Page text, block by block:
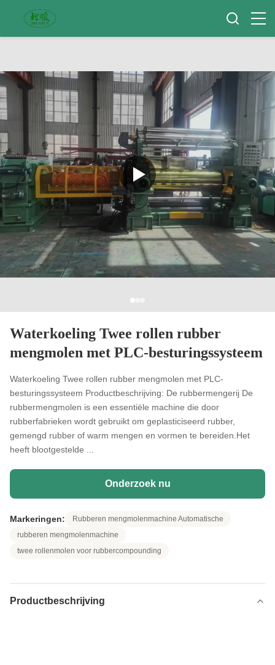
Waterkoeling Twee rollen rubber
mengmolen met PLC-besturingssysteem
Waterkoeling Twee rollen rubber mengmolen met PLC-
besturingssysteem Productbeschrijving: De rubbermengerij De
rubbermengmolen is een essentiële machine die door
rubberfabrieken wordt gebruikt om geplasticiseerd rubber,
gemengd rubber of warm mengen en vormen te bereiden.Het
heeft blootgestelde ...
Onderzoek nu
Markeringen:
Rubberen mengmolenmachine Automatische
rubberen mengmolenmachine
twee rollenmolen voor rubbercompounding
Productbeschrijving